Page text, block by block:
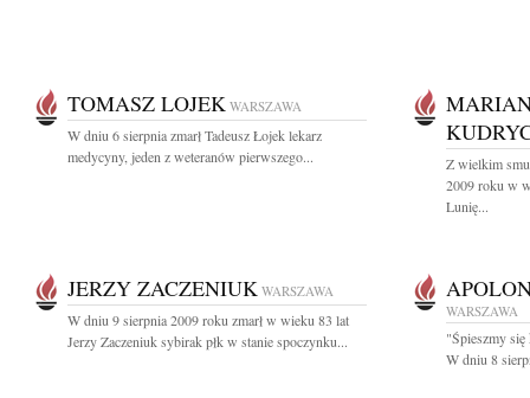
TOMASZ LOJEK WARSZAWA
W dniu 6 sierpnia zmarł Tadeusz Łojek lekarz
medycyny, jeden z weteranów pierwszego...
Z wielkim
2009 roku w
Lunię...
JERZY ZACZENIUK WARSZAWA
W dniu 9 sierpnia 2009 roku zmarł w wieku 83 lat
Jerzy Zaczeniuk sybirak płk w stanie spoczynku...
WARSZAWA
"Śpieszmy
W dniu 8